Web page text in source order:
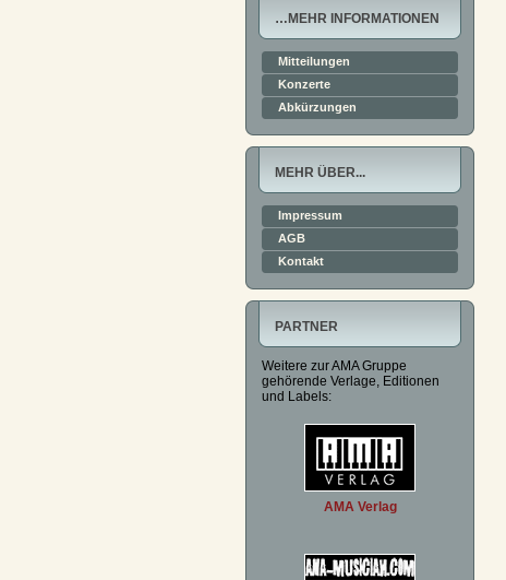
…MEHR INFORMATIONEN
Mitteilungen
Konzerte
Abkürzungen
MEHR ÜBER...
Impressum
AGB
Kontakt
PARTNER
Weitere zur AMA Gruppe
gehörende Verlage, Editionen
und Labels:
AMA Verlag